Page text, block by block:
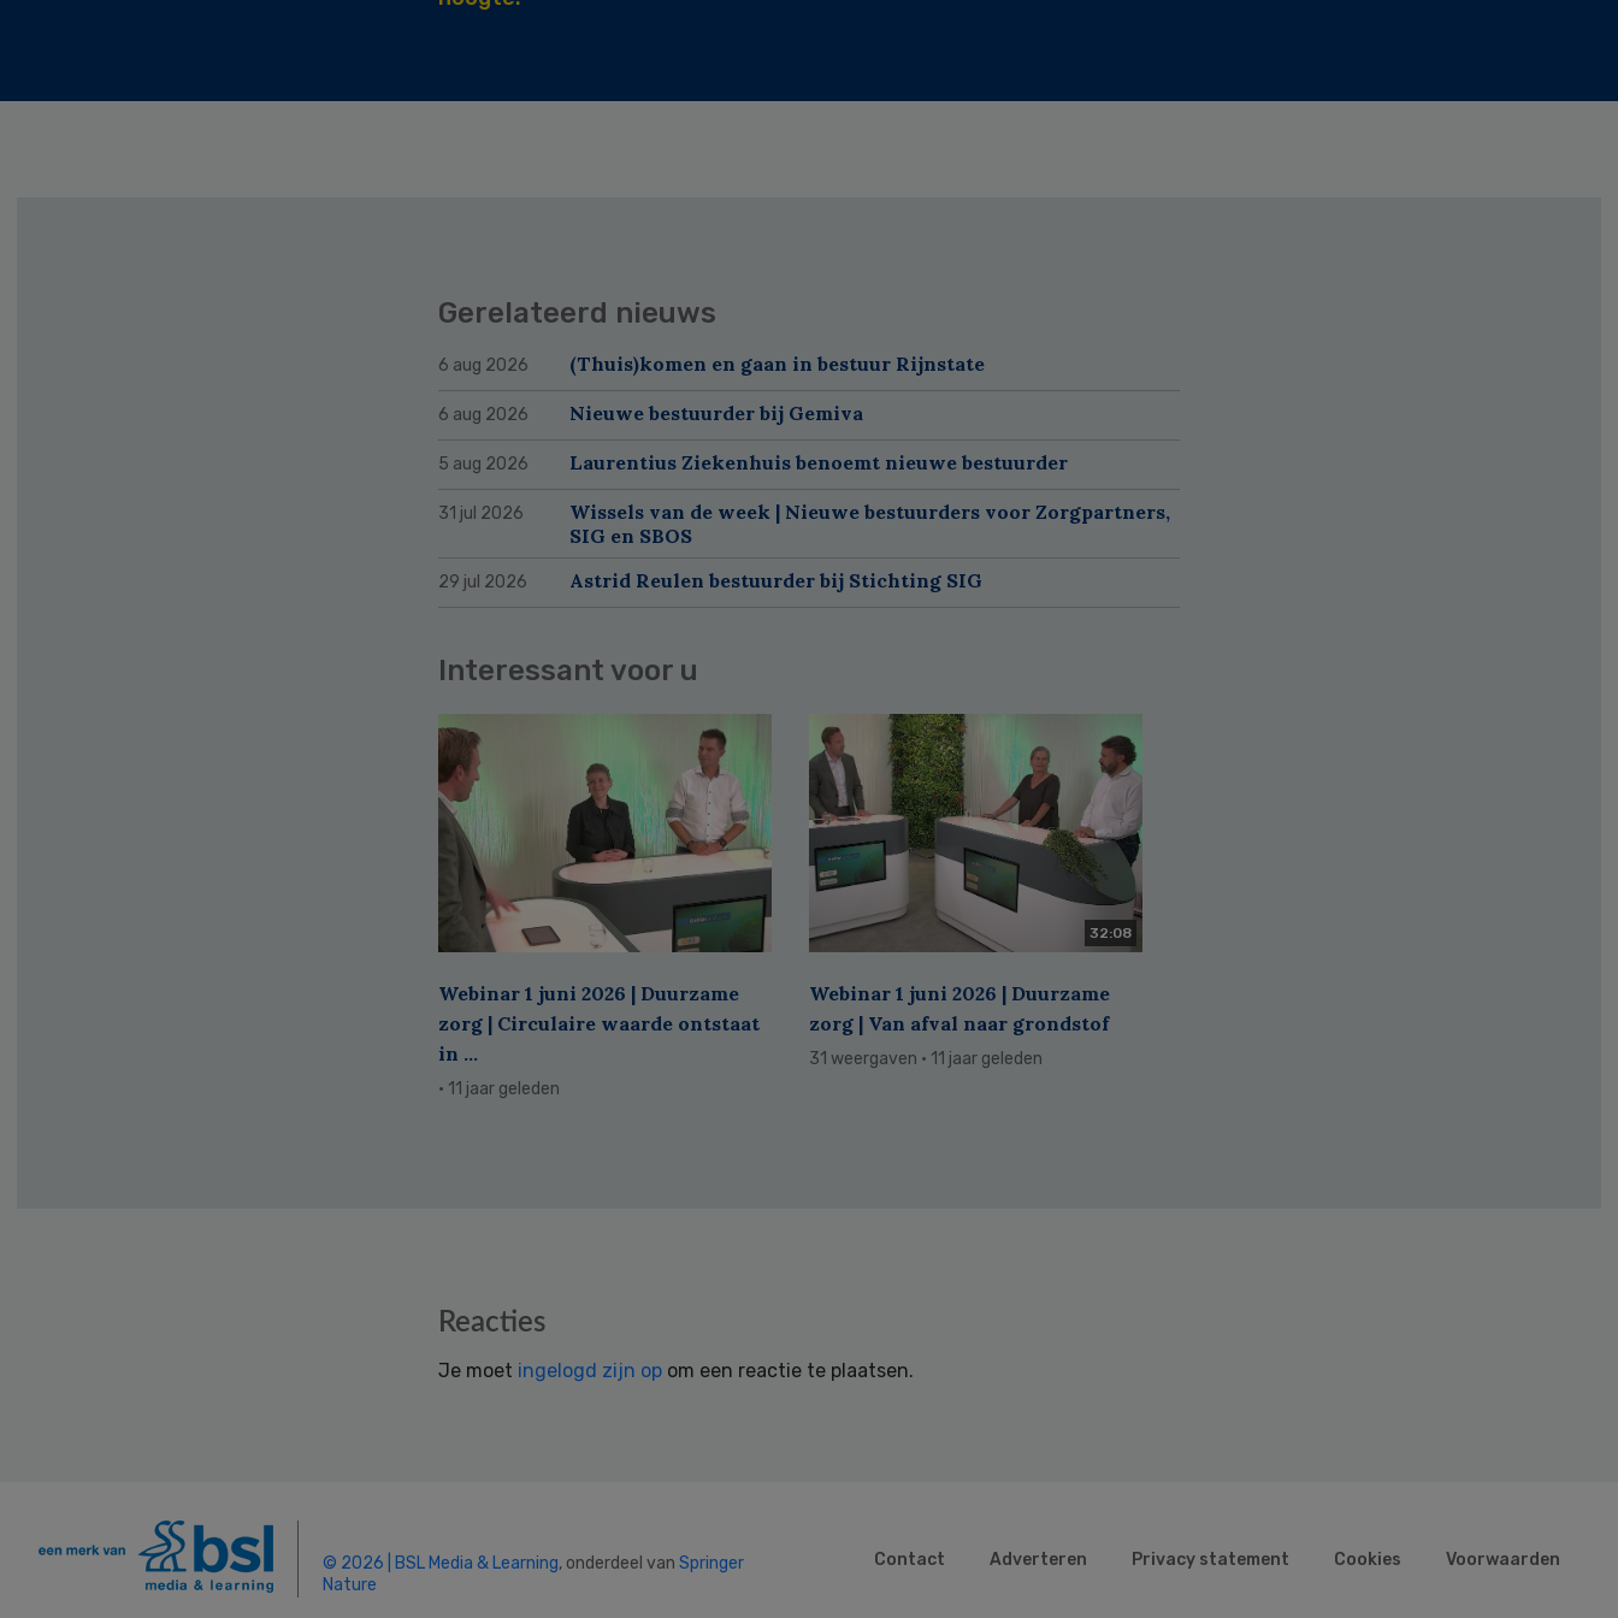
Gerelateerd nieuws
6 aug 2026 (Thuis)komen en gaan in bestuur Rijnstate
6 aug 2026 Nieuwe bestuurder bij Gemiva
5 aug 2026 Laurentius Ziekenhuis benoemt nieuwe bestuurder
31 jul 2026
Wissels van de week | Nieuwe bestuurders voor Zorgpartners,
SIG en SBOS
29 jul 2026 Astrid Reulen bestuurder bij Stichting SIG
Interessant voor u
Webinar 1 juni 2026 | Duurzame
zorg | Circulaire waarde ontstaat
in ...
· 11 jaar geleden
32:08
Webinar 1 juni 2026 | Duurzame
zorg | Van afval naar grondstof
31 weergaven · 11 jaar geleden
Reacties
Je moet ingelogd zijn op om een reactie te plaatsen.
© 2026 | BSL Media & Learning, onderdeel van Springer
Nature
Contact Adverteren Privacy statement Cookies Voorwaarden